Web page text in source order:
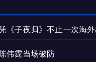
《子夜归》不止一次海外
伟霆当场破防